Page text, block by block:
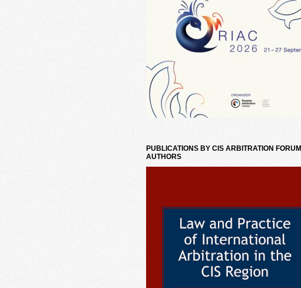
PUBLICATIONS BY CIS ARBITRATION FORUM
AUTHORS